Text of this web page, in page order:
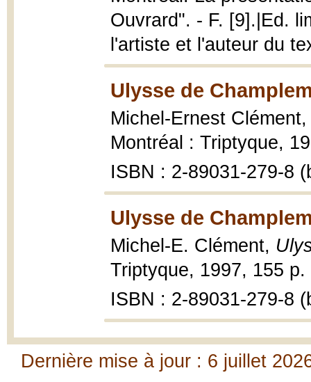
Ouvrard". - F. [9].|Ed.
l'artiste et l'auteur du
Ulysse de
Michel-Ernest
Montréal : Triptyque,
ISBN : 2-89031-279-8
Ulysse de
Michel-E. Clément,
Triptyque, 1997, 155
ISBN : 2-89031-279-8
Dernière mise à jour : 6 juillet